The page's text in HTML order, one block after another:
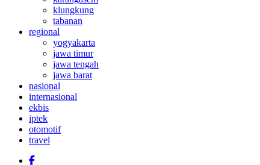
klungkung
tabanan
regional
yogyakarta
jawa timur
jawa tengah
jawa barat
nasional
internasional
ekbis
iptek
otomotif
travel